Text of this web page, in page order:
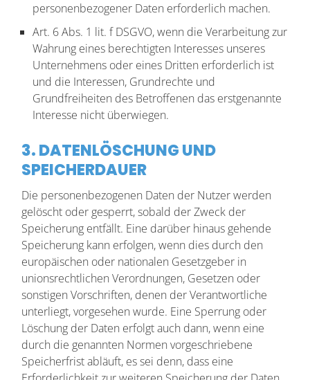
personenbezogener Daten erforderlich machen.
Art. 6 Abs. 1 lit. f DSGVO, wenn die Verarbeitung zur
Wahrung eines berechtigten Interesses unseres
Unternehmens oder eines Dritten erforderlich ist
und die Interessen, Grundrechte und
Grundfreiheiten des Betroffenen das erstgenannte
Interesse nicht überwiegen.
3. DATENLÖSCHUNG UND
SPEICHERDAUER
Die personenbezogenen Daten der Nutzer werden
gelöscht oder gesperrt, sobald der Zweck der
Speicherung entfällt. Eine darüber hinaus gehende
Speicherung kann erfolgen, wenn dies durch den
europäischen oder nationalen Gesetzgeber in
unionsrechtlichen Verordnungen, Gesetzen oder
sonstigen Vorschriften, denen der Verantwortliche
unterliegt, vorgesehen wurde. Eine Sperrung oder
Löschung der Daten erfolgt auch dann, wenn eine
durch die genannten Normen vorgeschriebene
Speicherfrist abläuft, es sei denn, dass eine